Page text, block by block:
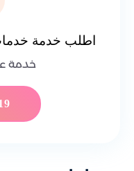
اطلب خدمة
خدمة علي